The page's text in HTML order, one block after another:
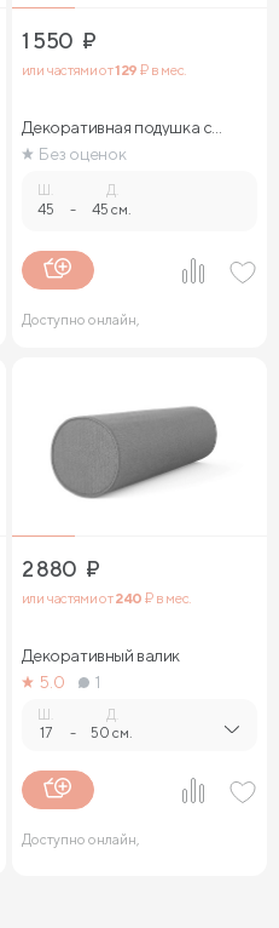
1 550 ₽
или частями от129 ₽ в мес.
Декоративная подушка с
кантом
Без оценок
Ш.
45 -
Д.
45 см.
Доступно онлайн,
2 880 ₽
или частями от240 ₽ в мес.
Декоративный валик
5.0
1
17 -
Д.
50 см.
Доступно онлайн,